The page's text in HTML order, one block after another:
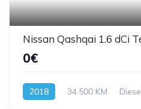
Nissan Qashqai 1.6 dCi
0€
2018 34.500 KM